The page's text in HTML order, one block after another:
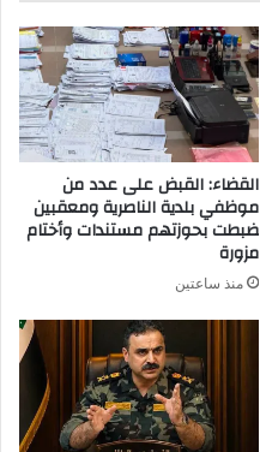
القضاء: القبض على عدد من
موظفي بلدية الناصرية ومعقبين
ضبطت بحوزتهم مستندات وأختام
مزورة
منذ ساعتين